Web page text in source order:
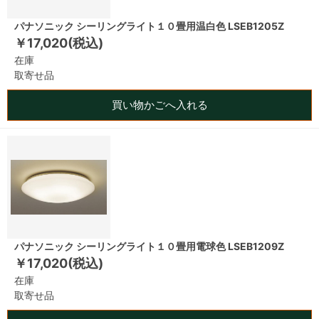
パナソニック シーリングライト１０畳用温白色 LSEB1205Z
￥17,020(税込)
在庫
取寄せ品
買い物かごへ入れる
パナソニック シーリングライト１０畳用電球色 LSEB1209Z
￥17,020(税込)
在庫
取寄せ品